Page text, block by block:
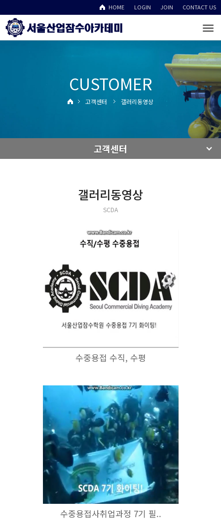
HOME LOGIN JOIN CONTACT US
CUSTOMER
고객센터 갤러리동영상
고객센터
갤러리동영상
SCDA
수중용접 수직, 수평
수중용접사취업과정 7기 필..